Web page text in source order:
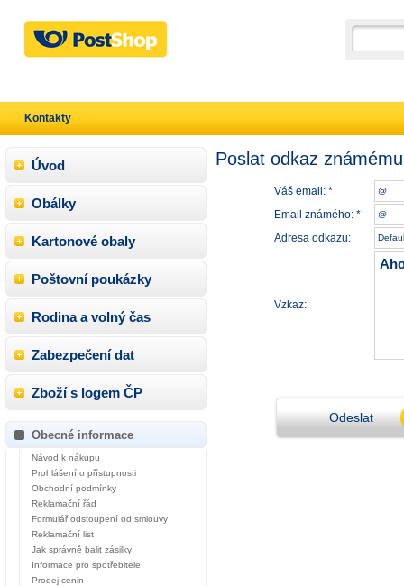
Poslat odkaz známému
Váš email: *
Email známého: *
Adresa odkazu:
Vzkaz:
Odeslat
Úvod
Obálky
Kartonové obaly
Poštovní poukázky
Rodina a volný čas
Zabezpečení dat
Zboží s logem ČP
Obecné informace
Návod k nákupu
Prohlášení o přístupnosti
Obchodní podmínky
Reklamační řád
Formulář odstoupení od smlouvy
Reklamační list
Jak správně balit zásilky
Informace pro spotřebitele
Prodej cenin
Kontakty